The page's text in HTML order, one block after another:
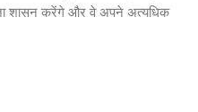
शासन करेंगे और वे अपने अत्यधिक